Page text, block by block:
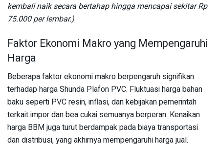
kembali naik secara bertahap hingga mencapai sekitar Rp
75.000 per lembar.)
Faktor Ekonomi Makro yang Mempengaruhi
Harga
Beberapa faktor ekonomi makro berpengaruh signifikan
terhadap harga Shunda Plafon PVC. Fluktuasi harga bahan
baku seperti PVC resin, inflasi, dan kebijakan pemerintah
terkait impor dan bea cukai semuanya berperan. Kenaikan
harga BBM juga turut berdampak pada biaya transportasi
dan distribusi, yang akhirnya mempengaruhi harga jual.